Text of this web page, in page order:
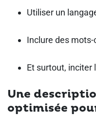
Utiliser un
Inclure des
Et surtout, inciter
Une
optimisée